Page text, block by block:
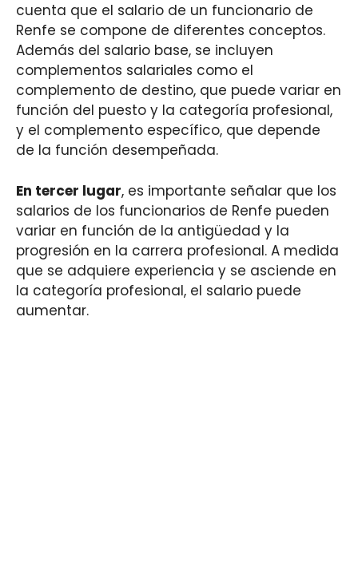
cuenta que el salario de un funcionario de
Renfe se compone de diferentes conceptos.
Además del salario base, se incluyen
complementos salariales como el
complemento de destino, que puede variar en
función del puesto y la categoría profesional,
y el complemento específico, que depende
de la función desempeñada.
En tercer lugar, es importante señalar que los
salarios de los funcionarios de Renfe pueden
variar en función de la antigüedad y la
progresión en la carrera profesional. A medida
que se adquiere experiencia y se asciende en
la categoría profesional, el salario puede
aumentar.